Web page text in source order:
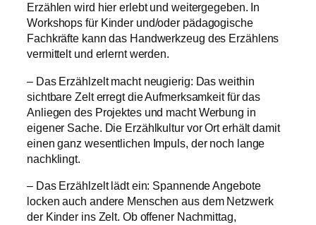
Erzählen wird hier erlebt und weitergegeben. In
Workshops für Kinder und/oder pädagogische
Fachkräfte kann das Handwerkzeug des Erzählens
vermittelt und erlernt werden.
– Das Erzählzelt macht neugierig: Das weithin
sichtbare Zelt erregt die Aufmerksamkeit für das
Anliegen des Projektes und macht Werbung in
eigener Sache. Die Erzählkultur vor Ort erhält damit
einen ganz wesentlichen Impuls, der noch lange
nachklingt.
– Das Erzählzelt lädt ein: Spannende Angebote
locken auch andere Menschen aus dem Netzwerk
der Kinder ins Zelt. Ob offener Nachmittag,